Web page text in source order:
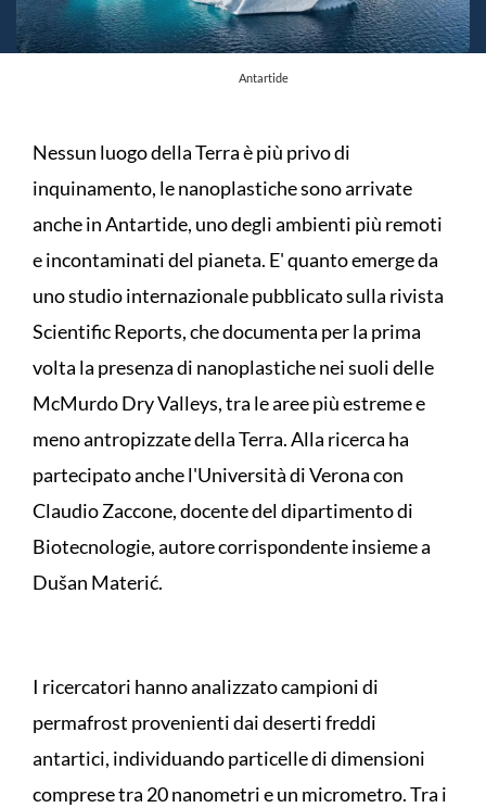
Antartide
Nessun luogo della Terra è più privo di
inquinamento, le nanoplastiche sono arrivate
anche in Antartide, uno degli ambienti più remoti
e incontaminati del pianeta. E' quanto emerge da
uno studio internazionale pubblicato sulla rivista
Scientific Reports, che documenta per la prima
volta la presenza di nanoplastiche nei suoli delle
McMurdo Dry Valleys, tra le aree più estreme e
meno antropizzate della Terra. Alla ricerca ha
partecipato anche l'Università di Verona con
Claudio Zaccone, docente del dipartimento di
Biotecnologie, autore corrispondente insieme a
Dušan Materić.
I ricercatori hanno analizzato campioni di
permafrost provenienti dai deserti freddi
antartici, individuando particelle di dimensioni
comprese tra 20 nanometri e un micrometro. Tra i